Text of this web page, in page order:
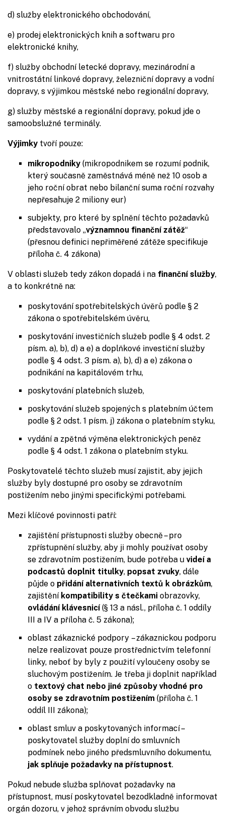
d) služby elektronického obchodování,
e) prodej elektronických knih a softwaru pro
elektronické knihy,
f) služby obchodní letecké dopravy, mezinárodní a
vnitrostátní linkové dopravy, železniční dopravy a vodní
dopravy, s výjimkou městské nebo regionální dopravy,
g) služby městské a regionální dopravy, pokud jde o
samoobslužné terminály.
Výjimky tvoří pouze:
mikropodniky (mikropodnikem se rozumí podnik,
který současně zaměstnává méně než 10 osob a
jeho roční obrat nebo bilanční suma roční rozvahy
nepřesahuje 2 miliony eur)
subjekty, pro které by splnění těchto požadavků
představovalo „významnou finanční zátěž“
(přesnou definici nepřiměřené zátěže specifikuje
příloha č. 4 zákona)
V oblasti služeb tedy zákon dopadá i na finanční služby,
a to konkrétně na:
poskytování spotřebitelských úvěrů podle § 2
zákona o spotřebitelském úvěru,
poskytování investičních služeb podle § 4 odst. 2
písm. a), b), d) a e) a doplňkové investiční služby
podle § 4 odst. 3 písm. a), b), d) a e) zákona o
podnikání na kapitálovém trhu,
poskytování platebních služeb,
poskytování služeb spojených s platebním účtem
podle § 2 odst. 1 písm. j) zákona o platebním styku,
vydání a zpětná výměna elektronických peněz
podle § 4 odst. 1 zákona o platebním styku.
Poskytovatelé těchto služeb musí zajistit, aby jejich
služby byly dostupné pro osoby se zdravotním
postižením nebo jinými specifickými potřebami.
Mezi klíčové povinnosti patří:
zajištění přístupnosti služby obecně – pro
zpřístupnění služby, aby ji mohly používat osoby
se zdravotním postižením, bude potřeba u videí a
podcastů doplnit titulky, popsat zvuky, dále
půjde o přidání alternativních textů k obrázkům,
zajištění kompatibility s čtečkami obrazovky,
ovládání klávesnicí(§ 13 a násl., příloha č. 1 oddíly
III a IV a příloha č. 5 zákona);
oblast zákaznické podpory – zákaznickou podporu
nelze realizovat pouze prostřednictvím telefonní
linky, neboť by byly z použití vyloučeny osoby se
sluchovým postižením. Je třeba ji doplnit například
o textový chat nebo jiné způsoby vhodné pro
osoby se zdravotním postižením (příloha č. 1
oddíl III zákona);
oblast smluv a poskytovaných informací –
poskytovatel služby doplní do smluvních
podmínek nebo jiného předsmluvního dokumentu,
jak splňuje požadavky na přístupnost.
Pokud nebude služba splňovat požadavky na
přístupnost, musí poskytovatel bezodkladně informovat
orgán dozoru, v jehož správním obvodu službu